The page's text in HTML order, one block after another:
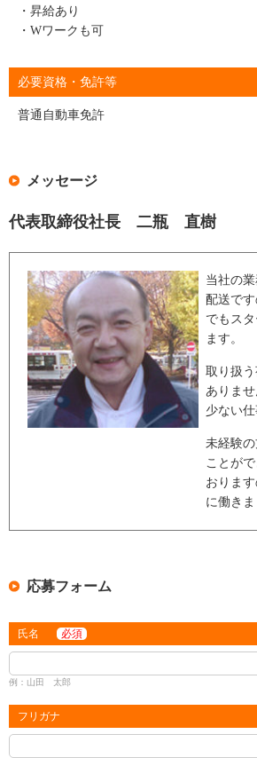
・昇給あり
・Wワークも可
必要資格・免許等
普通自動車免許
メッセージ
代表取締役社長 二瓶 直樹
当社の
配送で
でもス
ます。
取り扱
ありま
少ない仕
未経験の
ことが
おりま
に働きま
応募フォーム
氏名 必須
例：山田 太郎
フリガナ